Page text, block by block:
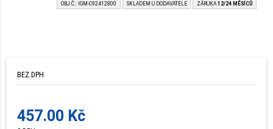
OBJ.Č.: IGM-C92412800 SKLADEM U DODAVATELE ZÁRUKA 12/24 MĚSÍCŮ
BEZ DPH
457.00 Kč